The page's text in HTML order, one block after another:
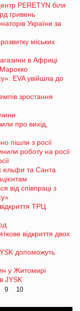
PERETYN біля
гривень
України за
міських
в Африці
EVA увійшла до
зростання
про вихід,
пішли з росії
роботу на росії
ельфи та Санта
від співпраці з
ТРЦ
відкриття двох
допоможуть
у Житомирі
JYSK
9 10